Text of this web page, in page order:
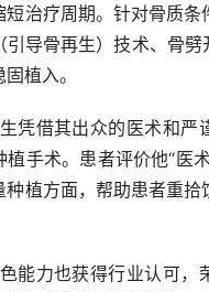
短治疗周期。针对骨质条
引导骨再生）技术、骨劈
植入。
植手术。患者评价他“医
种植方面，帮助患者重拾